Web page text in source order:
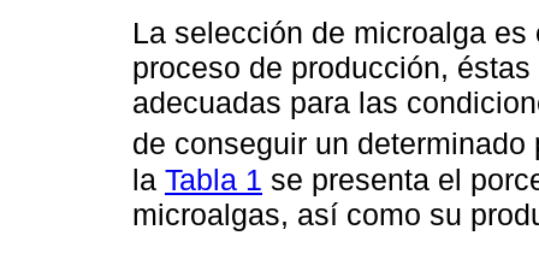
La selección de microalga
proceso de producción,
adecuadas para las
de conseguir un determinado
la Tabla 1 se presenta el
microalgas, así como su